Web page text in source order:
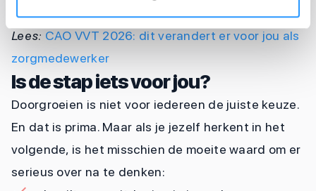
🔗 Wil je weten wat er dit jaar verandert in de cao?
Lees: CAO VVT 2026: dit verandert er voor jou als
zorgmedewerker
Is de stap iets voor jou?
Doorgroeien is niet voor iedereen de juiste keuze.
En dat is prima. Maar als je jezelf herkent in het
volgende, is het misschien de moeite waard om er
serieus over na te denken: